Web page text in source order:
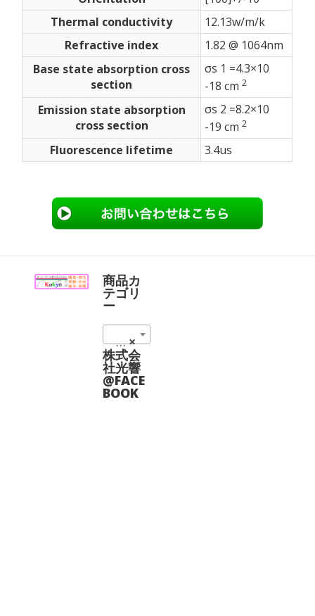
Thermal conductivity
12.13w/m/k
Refractive index
1.82 @ 1064nm
Base state absorption cross
section
σs 1 =4.3×10
-18 cm2
Emission state absorption
cross section
σs 2 =8.2×10
-19 cm2
Fluorescence lifetime 3.4us
商品カ
テゴリ
ー
×
パッシブ結晶 (1)
株式会
社光響
@FACE
BOOK